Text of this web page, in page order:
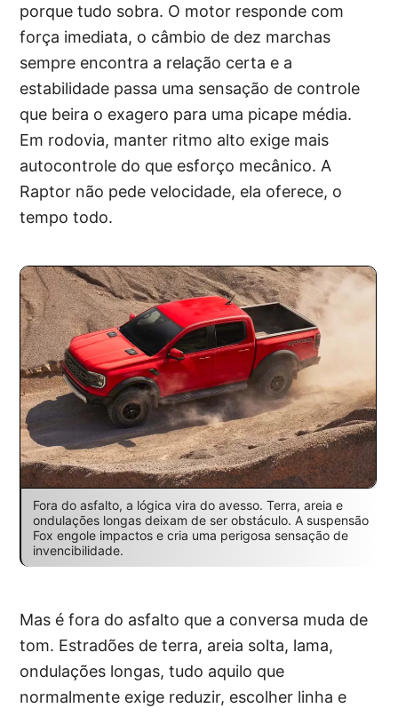
porque tudo sobra. O motor responde com
força imediata, o câmbio de dez marchas
sempre encontra a relação certa e a
estabilidade passa uma sensação de controle
que beira o exagero para uma picape média.
Em rodovia, manter ritmo alto exige mais
autocontrole do que esforço mecânico. A
Raptor não pede velocidade, ela oferece, o
tempo todo.
Fora do asfalto, a lógica vira do avesso. Terra, areia e
ondulações longas deixam de ser obstáculo. A suspensão
Fox engole impactos e cria uma perigosa sensação de
invencibilidade.
Mas é fora do asfalto que a conversa muda de
tom. Estradões de terra, areia solta, lama,
ondulações longas, tudo aquilo que
normalmente exige reduzir, escolher linha e